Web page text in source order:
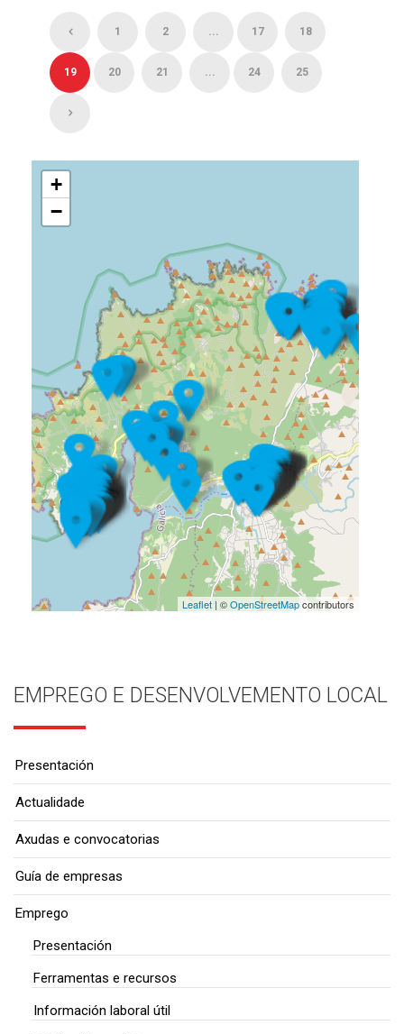
1 2 ... 17 18
19 20 21 ... 24 25
+
−
Leaflet| ©OpenStreetMapcontributors
EMPREGO E DESENVOLVEMENTO LOCAL
Presentación
Actualidade
Axudas e convocatorias
Guía de empresas
Emprego
Presentación
Ferramentas e recursos
Información laboral útil